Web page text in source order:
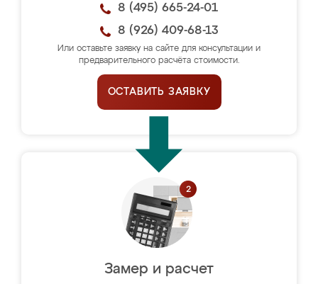
8 (495) 665-24-01
8 (926) 409-68-13
Или оставьте заявку на сайте для консультации и
предварительного расчёта стоимости.
ОСТАВИТЬ ЗАЯВКУ
Замер и расчет